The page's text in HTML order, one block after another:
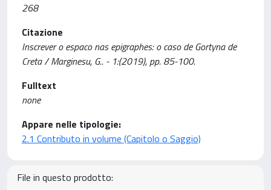
268
Citazione
Inscrever o espaco nas epigraphes: o caso de Gortyna de
Creta / Marginesu, G.. - 1:(2019), pp. 85-100.
Fulltext
none
Appare nelle tipologie:
2.1 Contributo in volume (Capitolo o Saggio)
File in questo prodotto: